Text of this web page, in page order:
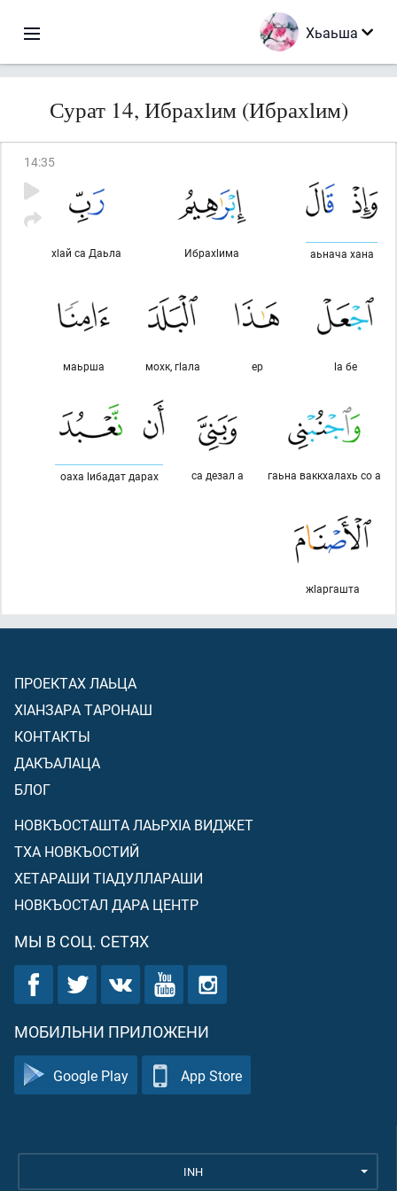
Хьаьша
Сурат 14, Ибрахlим (Ибрахlим)
14:35
аьнача хана
Ибрахlима
хlай са Даьла
lа бе
ер
мохк, гlала
маьрша
гаьна ваккхалахь со а
са дезал а
оаха lибадат дарах
жlаргашта
ПРОЕКТАХ ЛАЬЦА
ХIАНЗАРА ТАРОНАШ
КОНТАКТЫ
ДАКЪАЛАЦА
БЛОГ
НОВКЪОСТАШТА ЛАЬРХIА ВИДЖЕТ
ТХА НОВКЪОСТИЙ
ХЕТАРАШИ ТIАДУЛЛАРАШИ
НОВКЪОСТАЛ ДАРА ЦЕНТР
МЫ В СОЦ. СЕТЯХ
МОБИЛЬНИ ПРИЛОЖЕНИ
Google Play App Store
INH